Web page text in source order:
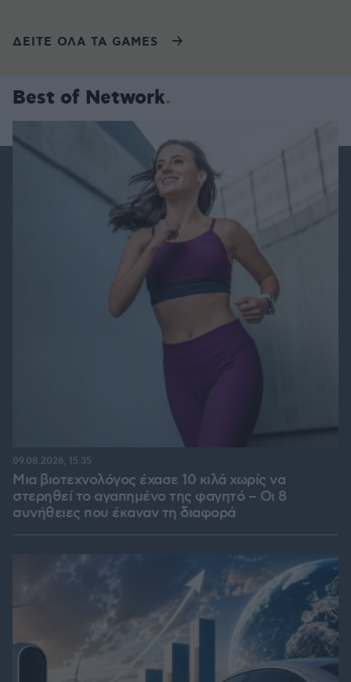
ΔΕΙΤΕ ΟΛΑ ΤΑ GAMES
Best of Network
Μια βιοτεχνολόγος έχασε 10 κιλά χωρίς να
στερηθεί το αγαπημένο της φαγητό – Οι 8
συνήθειες που έκαναν τη διαφορά
09.08.2026, 15:35